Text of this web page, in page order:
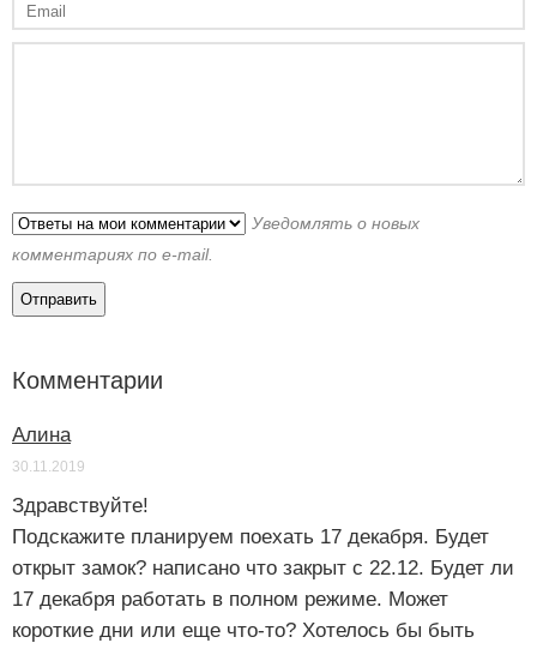
Уведомлять о новых
комментариях по e-mail.
Комментарии
Алина
30.11.2019
Здравствуйте!
Подскажите планируем поехать 17 декабря. Будет
открыт замок? написано что закрыт с 22.12. Будет ли
17 декабря работать в полном режиме. Может
короткие дни или еще что-то? Хотелось бы быть